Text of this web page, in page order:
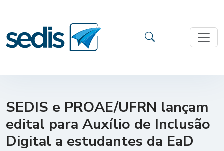
SEDIS e PROAE/UFRN lançam
edital para Auxílio de Inclusão
Digital a estudantes da EaD